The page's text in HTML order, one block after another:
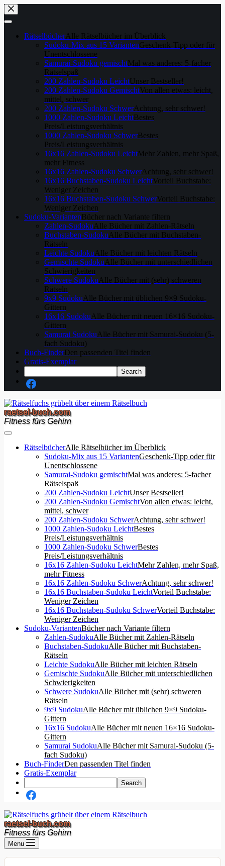
Skip
to
content
RätselbücherAlle Rätselbücher im Überblick
Sudoku-Mix aus 15 VariantenGeschenk-Tipp oder für
Unentschlossene
Samurai-Sudoku gemischtMal was anderes: 5-facher
Rätselspaß
200 Zahlen-Sudoku LeichtUnser Bestseller!
200 Zahlen-Sudoku GemischtVon allen etwas: leicht,
mittel, schwer
200 Zahlen-Sudoku SchwerAchtung, sehr schwer!
1000 Zahlen-Sudoku LeichtBestes
Preis/Leistungsverhältnis
1000 Zahlen-Sudoku SchwerBestes
Preis/Leistungsverhältnis
16x16 Zahlen-Sudoku LeichtMehr Zahlen, mehr Spaß,
mehr Fitness
16x16 Zahlen-Sudoku SchwerAchtung, sehr schwer!
16x16 Buchstaben-Sudoku LeichtVorteil Buchstabe:
Weniger Zeichen
16x16 Buchstaben-Sudoku SchwerVorteil Buchstabe:
Weniger Zeichen
Sudoku-VariantenBücher nach Variante filtern
Zahlen-Sudoku Alle Bücher mit Zahlen-Rätseln
Buchstaben-Sudoku Alle Bücher mit Buchstaben-
Rätseln
Leichte Sudoku Alle Bücher mit leichten Rätseln
Gemischte Sudoku Alle Bücher mit unterschiedlichen
Schwierigkeiten
Schwere Sudoku Alle Bücher mit (sehr) schweren
Rätseln
9x9 Sudoku Alle Bücher mit üblichen 9×9 Sudoku-
Gittern
16x16 Sudoku Alle Bücher mit neuen 16×16 Sudoku-
Gittern
Samurai Sudoku Alle Bücher mit Samurai-Sudoku (5-
fach Sudoku)
Buch-FinderDen passenden Titel finden
Gratis-Exemplar
raetsel-buch.com
Fitness fürs Gehirn
RätselbücherAlle Rätselbücher im Überblick
Sudoku-Mix aus 15 VariantenGeschenk-Tipp oder für
Unentschlossene
Samurai-Sudoku gemischtMal was anderes: 5-facher
Rätselspaß
200 Zahlen-Sudoku LeichtUnser Bestseller!
200 Zahlen-Sudoku GemischtVon allen etwas: leicht,
mittel, schwer
200 Zahlen-Sudoku SchwerAchtung, sehr schwer!
1000 Zahlen-Sudoku LeichtBestes
Preis/Leistungsverhältnis
1000 Zahlen-Sudoku SchwerBestes
Preis/Leistungsverhältnis
16x16 Zahlen-Sudoku LeichtMehr Zahlen, mehr Spaß,
mehr Fitness
16x16 Zahlen-Sudoku SchwerAchtung, sehr schwer!
16x16 Buchstaben-Sudoku LeichtVorteil Buchstabe:
Weniger Zeichen
16x16 Buchstaben-Sudoku SchwerVorteil Buchstabe:
Weniger Zeichen
Sudoku-VariantenBücher nach Variante filtern
Zahlen-SudokuAlle Bücher mit Zahlen-Rätseln
Buchstaben-SudokuAlle Bücher mit Buchstaben-
Rätseln
Leichte SudokuAlle Bücher mit leichten Rätseln
Gemischte SudokuAlle Bücher mit unterschiedlichen
Schwierigkeiten
Schwere SudokuAlle Bücher mit (sehr) schweren
Rätseln
9x9 SudokuAlle Bücher mit üblichen 9×9 Sudoku-
Gittern
16x16 SudokuAlle Bücher mit neuen 16×16 Sudoku-
Gittern
Samurai SudokuAlle Bücher mit Samurai-Sudoku (5-
fach Sudoku)
Buch-FinderDen passenden Titel finden
Gratis-Exemplar
raetsel-buch.com
Fitness fürs Gehirn
Menu